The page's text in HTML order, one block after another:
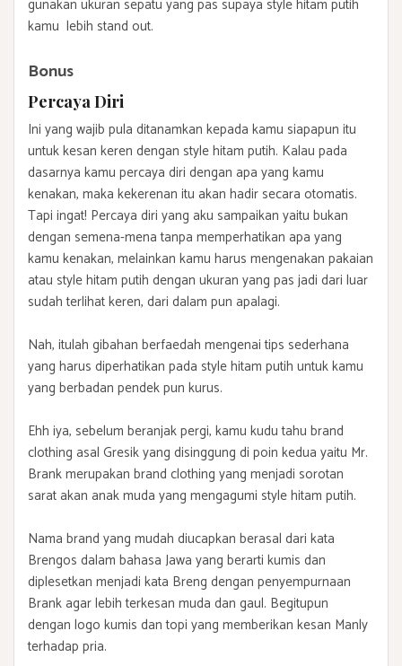
gunakan ukuran sepatu yang pas supaya style hitam putih
kamu lebih stand out.
Bonus
Percaya Diri
Ini yang wajib pula ditanamkan kepada kamu siapapun itu
untuk kesan keren dengan style hitam putih. Kalau pada
dasarnya kamu percaya diri dengan apa yang kamu
kenakan, maka kekerenan itu akan hadir secara otomatis.
Tapi ingat! Percaya diri yang aku sampaikan yaitu bukan
dengan semena-mena tanpa memperhatikan apa yang
kamu kenakan, melainkan kamu harus mengenakan pakaian
atau style hitam putih dengan ukuran yang pas jadi dari luar
sudah terlihat keren, dari dalam pun apalagi.
Nah, itulah gibahan berfaedah mengenai tips sederhana
yang harus diperhatikan pada style hitam putih untuk kamu
yang berbadan pendek pun kurus.
Ehh iya, sebelum beranjak pergi, kamu kudu tahu brand
clothing asal Gresik yang disinggung di poin kedua yaitu Mr.
Brank merupakan brand clothing yang menjadi sorotan
sarat akan anak muda yang mengagumi style hitam putih.
Nama brand yang mudah diucapkan berasal dari kata
Brengos dalam bahasa Jawa yang berarti kumis dan
diplesetkan menjadi kata Breng dengan penyempurnaan
Brank agar lebih terkesan muda dan gaul. Begitupun
dengan logo kumis dan topi yang memberikan kesan Manly
terhadap pria.